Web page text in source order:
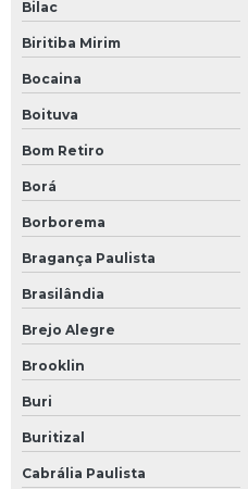
Bilac
Biritiba Mirim
Bocaina
Boituva
Bom Retiro
Borá
Borborema
Bragança Paulista
Brasilândia
Brejo Alegre
Brooklin
Buri
Buritizal
Cabrália Paulista